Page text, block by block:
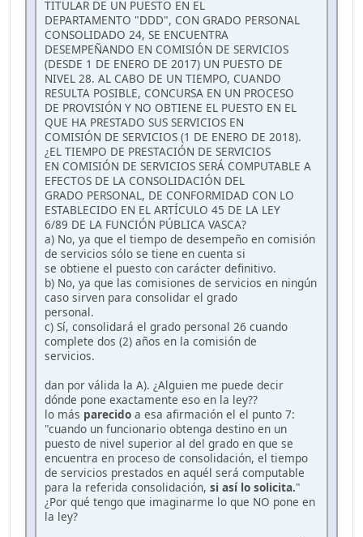
TITULAR DE UN PUESTO EN EL
DEPARTAMENTO "DDD", CON GRADO PERSONAL
CONSOLIDADO 24, SE ENCUENTRA
DESEMPEÑANDO EN COMISIÓN DE SERVICIOS
(DESDE 1 DE ENERO DE 2017) UN PUESTO DE
NIVEL 28. AL CABO DE UN TIEMPO, CUANDO
RESULTA POSIBLE, CONCURSA EN UN PROCESO
DE PROVISIÓN Y NO OBTIENE EL PUESTO EN EL
QUE HA PRESTADO SUS SERVICIOS EN
COMISIÓN DE SERVICIOS (1 DE ENERO DE 2018).
¿EL TIEMPO DE PRESTACIÓN DE SERVICIOS
EN COMISIÓN DE SERVICIOS SERÁ COMPUTABLE A
EFECTOS DE LA CONSOLIDACIÓN DEL
GRADO PERSONAL, DE CONFORMIDAD CON LO
ESTABLECIDO EN EL ARTÍCULO 45 DE LA LEY
6/89 DE LA FUNCIÓN PÚBLICA VASCA?
a) No, ya que el tiempo de desempeño en comisión
de servicios sólo se tiene en cuenta si
se obtiene el puesto con carácter definitivo.
b) No, ya que las comisiones de servicios en ningún
caso sirven para consolidar el grado
personal.
c) Sí, consolidará el grado personal 26 cuando
complete dos (2) años en la comisión de
servicios.
dan por válida la A). ¿Alguien me puede decir
dónde pone exactamente eso en la ley??
lo más parecido a esa afirmación el el punto 7:
"cuando un funcionario obtenga destino en un
puesto de nivel superior al del grado en que se
encuentra en proceso de consolidación, el tiempo
de servicios prestados en aquél será computable
para la referida consolidación, si así lo solicita."
¿Por qué tengo que imaginarme lo que NO pone en
la ley?